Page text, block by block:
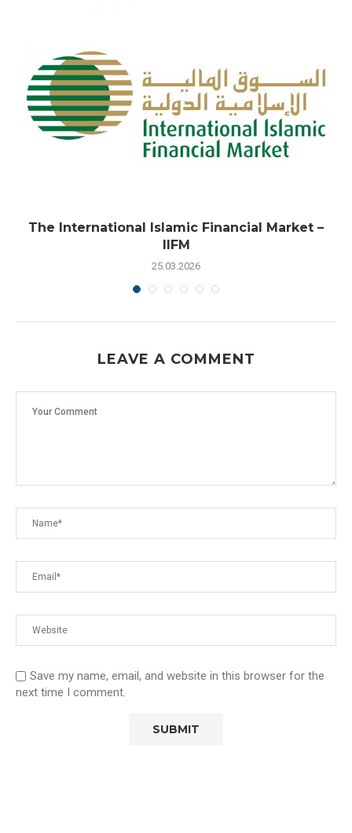
The International Islamic Financial Market –
IIFM
25.03.2026
LEAVE A COMMENT
Save my name, email, and website in this browser for the
next time I comment.